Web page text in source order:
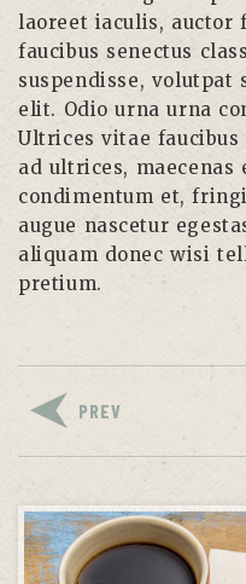
laoreet iaculis, auctor
faucibus senectus
suspendisse, volutpat
elit. Odio urna urna
Ultrices vitae faucibus
ad ultrices, maecenas
condimentum et,
augue nascetur
aliquam donec wisi
pretium.
PREV